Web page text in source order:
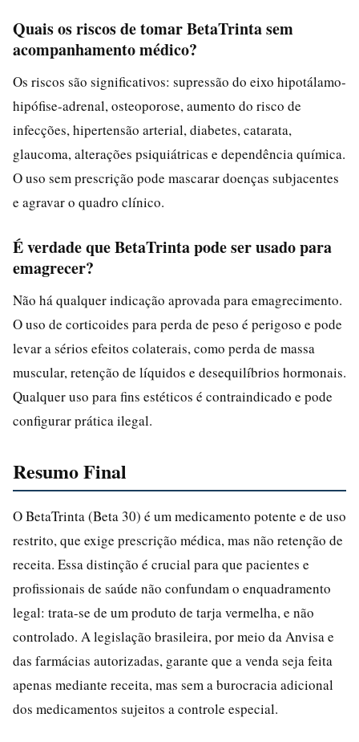
Quais os riscos de tomar BetaTrinta sem
acompanhamento médico?
Os riscos são significativos: supressão do eixo hipotálamo-
hipófise-adrenal, osteoporose, aumento do risco de
infecções, hipertensão arterial, diabetes, catarata,
glaucoma, alterações psiquiátricas e dependência química.
O uso sem prescrição pode mascarar doenças subjacentes
e agravar o quadro clínico.
É verdade que BetaTrinta pode ser usado para
emagrecer?
Não há qualquer indicação aprovada para emagrecimento.
O uso de corticoides para perda de peso é perigoso e pode
levar a sérios efeitos colaterais, como perda de massa
muscular, retenção de líquidos e desequilíbrios hormonais.
Qualquer uso para fins estéticos é contraindicado e pode
configurar prática ilegal.
Resumo Final
O BetaTrinta (Beta 30) é um medicamento potente e de uso
restrito, que exige prescrição médica, mas não retenção de
receita. Essa distinção é crucial para que pacientes e
profissionais de saúde não confundam o enquadramento
legal: trata-se de um produto de tarja vermelha, e não
controlado. A legislação brasileira, por meio da Anvisa e
das farmácias autorizadas, garante que a venda seja feita
apenas mediante receita, mas sem a burocracia adicional
dos medicamentos sujeitos a controle especial.